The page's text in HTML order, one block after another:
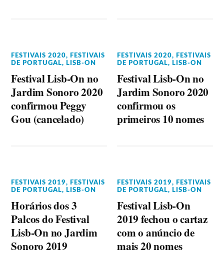
FESTIVAIS 2020,
FESTIVAIS
DE PORTUGAL, LISB-ON
Festival Lisb-On no
Jardim Sonoro 2020
confirmou Peggy
Gou (cancelado)
FESTIVAIS 2020,
FESTIVAIS
DE PORTUGAL, LISB-ON
Festival Lisb-On no
Jardim Sonoro 2020
confirmou os
primeiros 10 nomes
FESTIVAIS 2019,
FESTIVAIS
DE PORTUGAL, LISB-ON
Horários dos 3
Palcos do Festival
Lisb-On no Jardim
Sonoro 2019
FESTIVAIS 2019,
FESTIVAIS
DE PORTUGAL, LISB-ON
Festival Lisb-On
2019 fechou o cartaz
com o anúncio de
mais 20 nomes